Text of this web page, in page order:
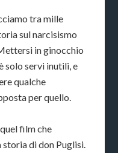
tra mille
sul narcisismo
in ginocchio
solo servi inutili, e
qualche
per quello.
film che
storia di don Puglisi.